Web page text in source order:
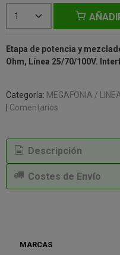
MARCAS
Etapa de potencia y
Ohm, Línea 25/70/100V.
Categoría: MEGAFONIA /
Comentarios
Descripción
Costes de Envío